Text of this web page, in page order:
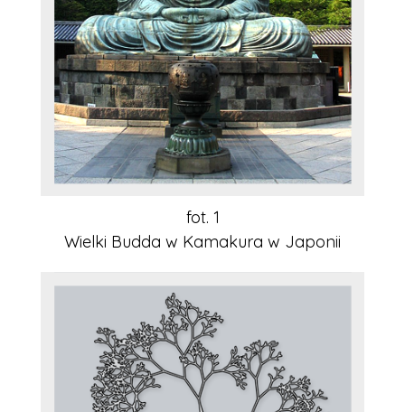
fot. 1
Wielki Budda w Kamakura w Japonii